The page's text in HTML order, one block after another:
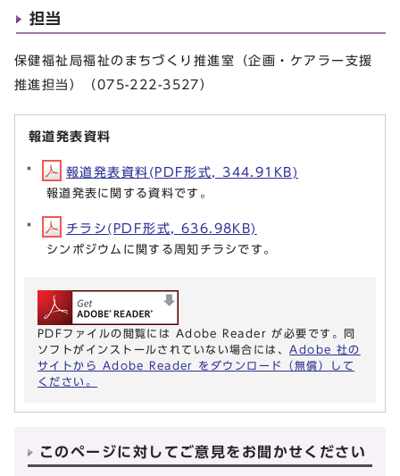
担当
保健福祉局福祉のまちづくり推進室（企画・ケアラー支援
推進担当）（075-222-3527）
報道発表資料
報道発表資料(PDF形式, 344.91KB)
報道発表に関する資料です。
チラシ(PDF形式, 636.98KB)
シンポジウムに関する周知チラシです。
PDFファイルの閲覧には Adobe Reader が必要です。同
ソフトがインストールされていない場合には、 Adobe 社の
サイトから Adobe Reader をダウンロード（無償）して
ください。
このページに対してご意見をお聞かせください